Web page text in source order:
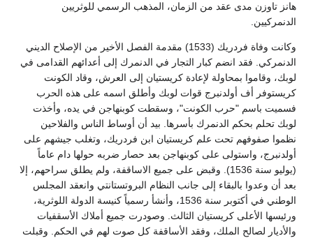
هانز تاوزن مدى عقد من الزمان، المذهب الرسمي للوثريين
الدنمركيين.
وكانت وفاة فردريك (1533) مقدمة الفصل الأخير من الإصلاح الديني
الدنمركي. فقد انضم كبار التجار في الدنمرك إلى أعدائهم القدامى في
لوبك، وقاموا بمحاولة لإعادة كريستيان إلى العرش، وقاد الكونت
كريستوفر أف أولدنبرج قوات لوبك وأطلق اسمه على هذه الحرب
فسميت باسم "حرب الكونت"، وسقطت كوبنهاجن في يده، وأخذت
لوبك تحلم بحكم الدنمرك بأسرها. بيد أن أوساط الناس والفلاحين
نظموا صفوفهم تحت علم كريستيان ابن فردريك، وتغلب جيشهم على
أولدنبرج، واستولى على كوبنهاجن بعد حصار ضربه حولها دام عاماً
(يوليو سنة 1536). وقبض على جميع الاساقفة، ولم يطلق سراحهم، إلا
بعد أن وعدوا بالبقاء إلى جانب النظام البروتستانتي وانعقد المجلس
الوطني في أكتوبر سنة 1536، وأنشأ رسمياً كنيسة الدولة اللوثرية،
ورئيسها الأعلى كريستيان الثالث. وصودرت جميع أملاك الأسقفيات
والأديار لصالح الملك، وفقد الأساقفة كل صوت لهم في الحكم. وقبلت